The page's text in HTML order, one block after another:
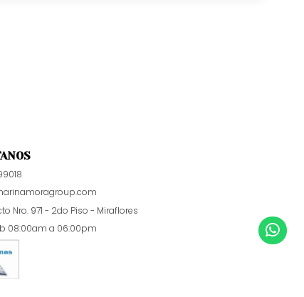
Nro. 971 - 2do Piso - Miraflores
08:00am a 06:00pm